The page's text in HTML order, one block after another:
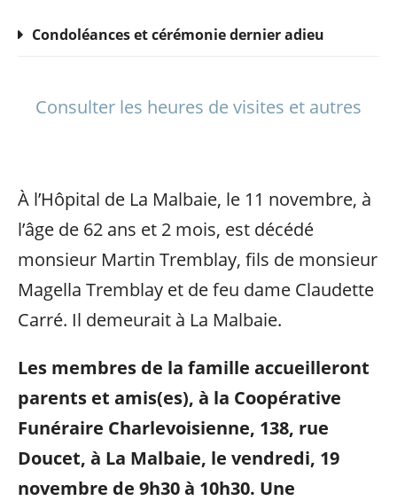
Condoléances et cérémonie dernier adieu
Consulter les heures de visites et autres
À l’Hôpital de La Malbaie, le 11 novembre, à
l’âge de 62 ans et 2 mois, est décédé
monsieur Martin Tremblay, fils de monsieur
Magella Tremblay et de feu dame Claudette
Carré. Il demeurait à La Malbaie.
Les membres de la famille accueilleront
parents et amis(es), à la Coopérative
Funéraire Charlevoisienne, 138, rue
Doucet, à La Malbaie, le vendredi, 19
novembre de 9h30 à 10h30. Une